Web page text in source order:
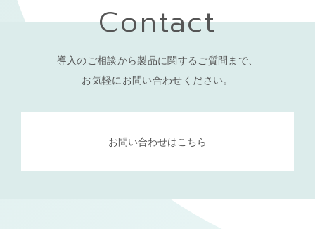
Contact
導入のご相談から製品に関するご質問まで、
お気軽にお問い合わせください。
お問い合わせはこちら